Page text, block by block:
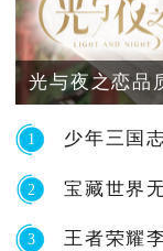
光与夜之恋品
1 少年三国
2 宝藏世界
3 王者荣耀